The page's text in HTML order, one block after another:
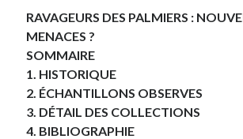
RAVAGEURS DES PALMIERS :
MENACES ?
SOMMAIRE
1. HISTORIQUE
2. ÉCHANTILLONS OBSERVES
3. DÉTAIL DES COLLECTIONS
4. BIBLIOGRAPHIE